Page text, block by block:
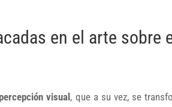
en el arte sobre
percepción visual , que a su vez, se